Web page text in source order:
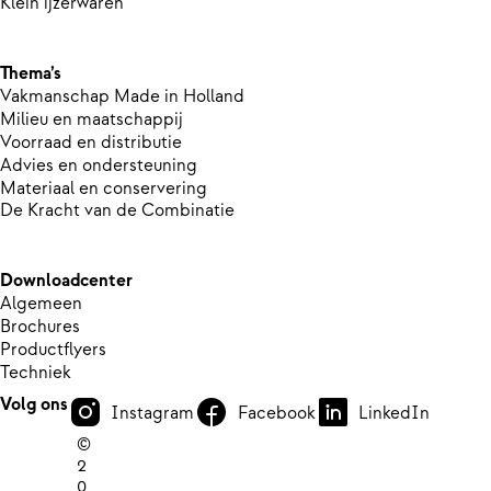
Thema’s
Vakmanschap Made in Holland
Milieu en maatschappij
Voorraad en distributie
Advies en ondersteuning
Materiaal en conservering
De Kracht van de Combinatie
Downloadcenter
Algemeen
Brochures
Productflyers
Techniek
Volg ons
Instagram Facebook
LinkedIn
©
2